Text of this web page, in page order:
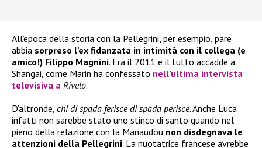
All’epoca della storia con la Pellegrini, per esempio, pare
abbia sorpreso l’ex fidanzata in intimità con il collega (e
amico!) Filippo Magnini. Era il 2011 e il tutto accadde a
Shangai, come Marin ha confessato nell’ultima intervista
televisiva a Rivelo.
D’altronde, chi di spada ferisce di spada perisce. Anche Luca
infatti non sarebbe stato uno stinco di santo quando nel
pieno della relazione con la Manaudou non disdegnava le
attenzioni della Pellegrini. La nuotatrice francese avrebbe